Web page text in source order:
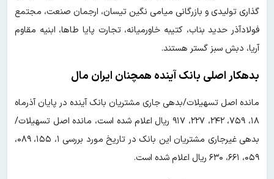
گذاری تولیدی و بازرگانی میامی نگین تیسان، ارجمان صنعت، مجتمع
فولادآذر حدید بناب، کتیبه خاورمیانه، تجارت پایا طاها، ابنیه مقاوم
آریا، دبش سبز گستر هستند.
بدهکار اصلی بانک آینده همچنان ایران مال
مانده اصل تسهیلات/بدهی جاری مشتریان بانک آینده در پایان آذرماه
۱۸، ۷۵۹، ۲۴۲، ۲۲۷، ۹۱۷ ریال اعلام شده است، مانده اصل تسهیلات/
بدهی غیرجاری مشتریان این بانک در تاریخ مورد بررسی ۱، ۱۵۵، ۰۸۹،
۰۵۹، ۶۶۱، ۶۳۰ ریال اعلام شده است.